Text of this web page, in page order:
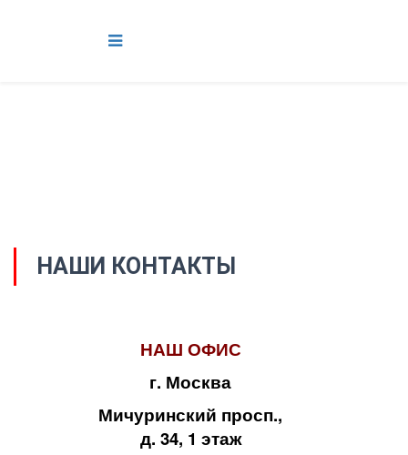
НАШИ КОНТАКТЫ
НАШ ОФИС
г. Москва
Мичуринский просп.,
д. 34, 1 этаж